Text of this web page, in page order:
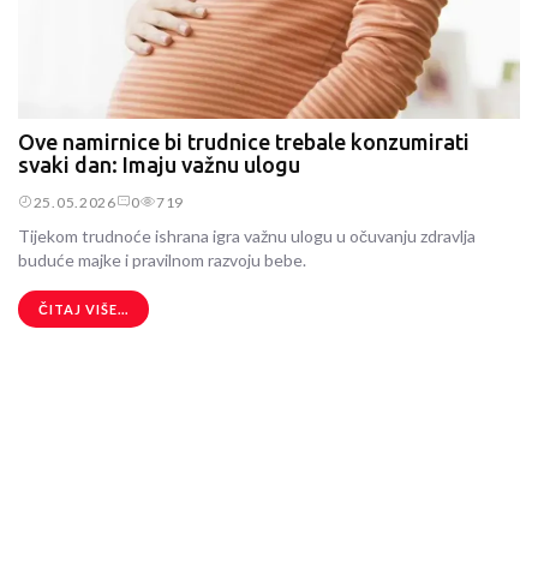
Ove namirnice bi trudnice trebale konzumirati
svaki dan: Imaju važnu ulogu
25.05.2026 0 719
Tijekom trudnoće ishrana igra važnu ulogu u očuvanju zdravlja
buduće majke i pravilnom razvoju bebe.
ČITAJ VIŠE...